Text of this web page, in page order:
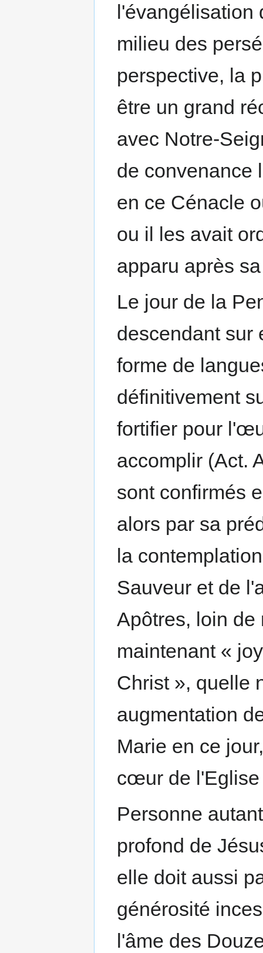
l'évangélisation
milieu des
perspective, la
être un grand
avec Notre-
de convenance
en ce Cénacle
ou il les avait
apparu après
Le jour de la
descendant sur
forme de
définitivement
fortifier pour
accomplir (Act.
sont confirmés
alors par sa
la
Sauveur et de
Apôtres, loin de
maintenant «
Christ », quelle
augmen­tation
Marie en ce
cœur de l'Eglise
Personne
pro­fond de
elle doit aussi
générosité
l'âme des